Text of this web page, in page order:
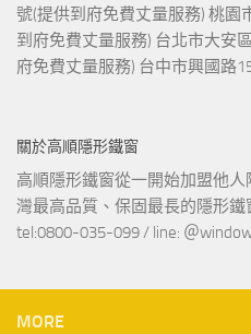
號(提供到府免費丈量服務) 桃園
到府免費丈量服務) 台北市大安
府免費丈量服務) 台中市興國路
關於高順隱形鐵窗
高順隱形鐵窗從一開始加盟他
灣最高品質、保固最長的隱形鐵
tel:0800-035-099 / line: ＠
MORE